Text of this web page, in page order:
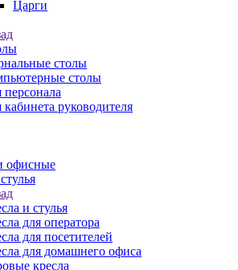
Царги
столы
столы
персонала
кабинета руководителя
офисные
и стулья
для оператора
для посетителей
для домашнего офиса
кресла